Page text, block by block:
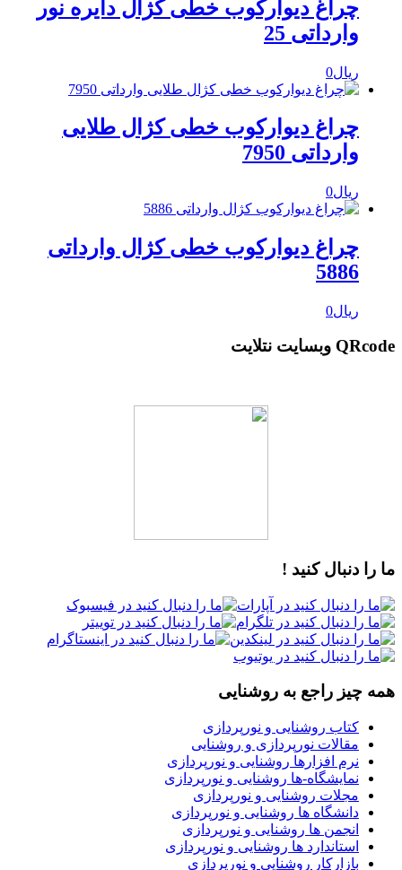
چراغ دیوارکوب خطی کژال دایره نور
وارداتی 25
ریال0
چراغ دیوارکوب خطی کژال طلایی
وارداتی 7950
ریال0
چراغ دیوارکوب خطی کژال وارداتی
5886
ریال0
QRcode وبسایت نتلایت
ما را دنبال کنید !
همه چیز راجع به روشنایی
کتاب روشنایی و نورپردازی
مقالات نورپردازی و روشنایی
نرم افزارها روشنایی و نورپردازی
نمایشگاه-ها روشنایی و نورپردازی
مجلات روشنایی و نورپردازی
دانشگاه ها روشنایی و نورپردازی
انجمن ها روشنایی و نورپردازی
استاندارد ها روشنایی و نورپردازی
بازارکار روشنایی و نورپردازی